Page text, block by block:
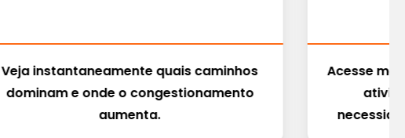
Veja instantaneamente quais caminhos
dominam e onde o congestionamento
aumenta.
Acesse